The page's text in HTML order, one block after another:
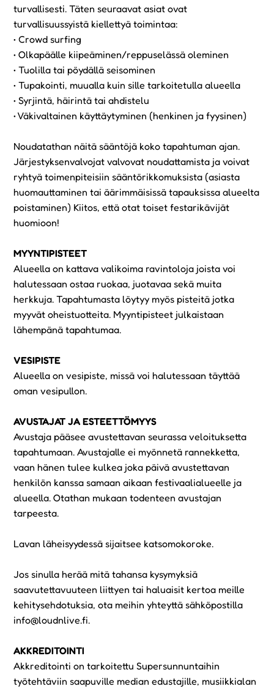
turvallisesti. Täten seuraavat asiat ovat
turvallisuussyistä kiellettyä toimintaa:
•⁠ Crowd surfing
•⁠ ⁠Olkapäälle kiipeäminen/reppuselässä oleminen
•⁠ ⁠Tuolilla tai pöydällä seisominen
•⁠ ⁠Tupakointi, muualla kuin sille tarkoitetulla alueella
•⁠ ⁠Syrjintä, häirintä tai ahdistelu
•⁠ ⁠Väkivaltainen käyttäytyminen (henkinen ja fyysinen)
Noudatathan näitä sääntöjä koko tapahtuman ajan.
Järjestyksenvalvojat valvovat noudattamista ja voivat
ryhtyä toimenpiteisiin sääntörikkomuksista (asiasta
huomauttaminen tai äärimmäisissä tapauksissa alueelta
poistaminen) Kiitos, että otat toiset festarikävijät
huomioon!
MYYNTIPISTEET
Alueella on kattava valikoima ravintoloja joista voi
halutessaan ostaa ruokaa, juotavaa sekä muita
herkkuja. Tapahtumasta löytyy myös pisteitä jotka
myyvät oheistuotteita. Myyntipisteet julkaistaan
lähempänä tapahtumaa.
VESIPISTE
Alueella on vesipiste, missä voi halutessaan täyttää
oman vesipullon.
AVUSTAJAT JA ESTEETTÖMYYS
Avustaja pääsee avustettavan seurassa veloituksetta
tapahtumaan. Avustajalle ei myönnetä rannekketta,
vaan hänen tulee kulkea joka päivä avustettavan
henkilön kanssa samaan aikaan festivaalialueelle ja
alueella. Otathan mukaan todenteen avustajan
tarpeesta.
Lavan läheisyydessä sijaitsee katsomokoroke.
Jos sinulla herää mitä tahansa kysymyksiä
saavutettavuuteen liittyen tai haluaisit kertoa meille
kehitysehdotuksia, ota meihin yhteyttä sähköpostilla
info@loudnlive.fi.
AKKREDITOINTI
Akkreditointi on tarkoitettu Supersunnuntaihin
työtehtäviin saapuville median edustajille, musiikkialan